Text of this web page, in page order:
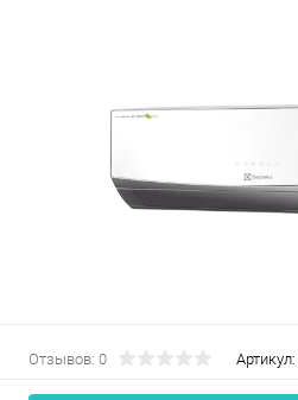
Отзывов: 0 Артикул: